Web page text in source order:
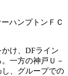
ハンプトンＦＣ
け、DFライン
一方の神戸Ｕ－
、グループでの